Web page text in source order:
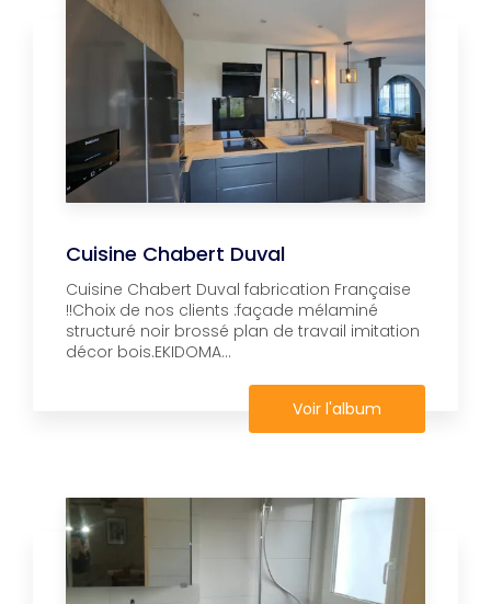
Cuisine Chabert Duval
Cuisine Chabert Duval fabrication Française
!!Choix de nos clients :façade mélaminé
structuré noir brossé plan de travail imitation
décor bois.EKIDOMA...
Voir l'album